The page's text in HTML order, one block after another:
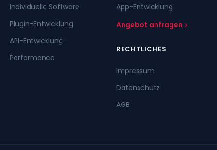
Individuelle Software
Plugin-Entwicklung
API-Entwicklung
Performance
App-Entwicklung
Angebot anfragen
RECHTLICHES
Impressum
Datenschutz
AGB